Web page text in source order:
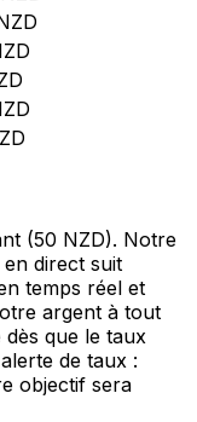
(50 NZD). Notre
direct suit
temps réel et
argent à tout
que le taux
de taux :
objectif sera